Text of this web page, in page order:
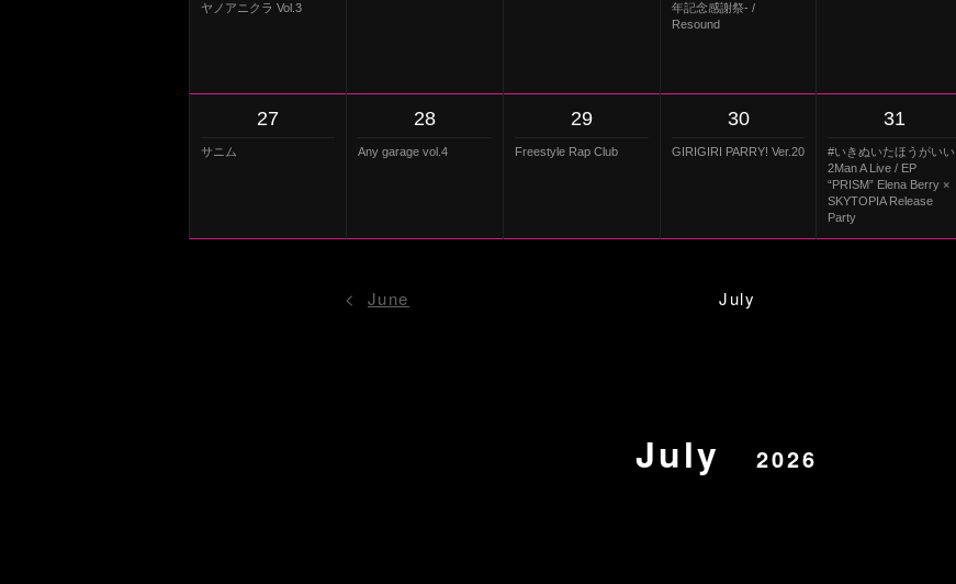
ヤノアニクラ Vol.3
年記念感謝祭- /
Resound
27
サニム
28
Any garage vol.4
29
Freestyle Rap Club
30
GIRIGIRI PARRY! Ver.20
31
#いきぬいたほうがいい
2Man A Live / EP
“PRISM” Elena Berry ×
SKYTOPIA Release
Party
June July
July 2026